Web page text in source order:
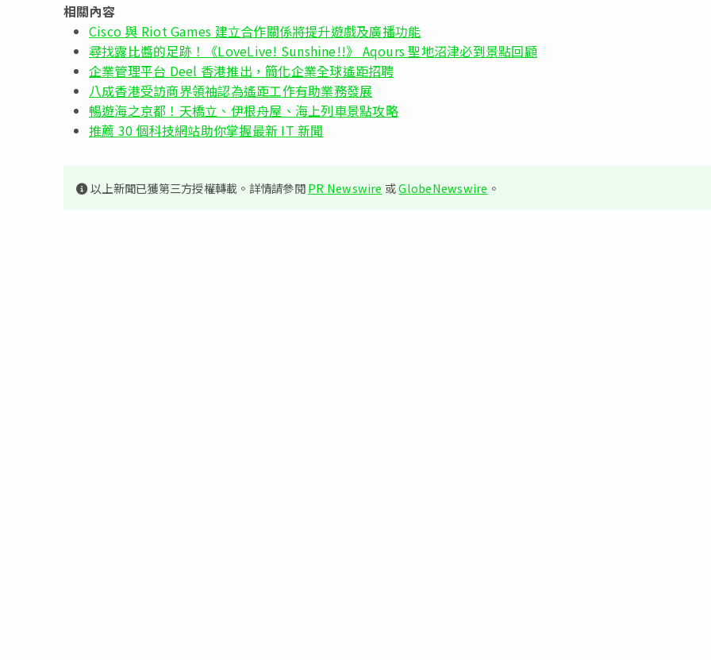
相關內容
Cisco 與 Riot Games 建立合作關係將提升遊戲及廣播功能
尋找露比醬的足跡！《LoveLive! Sunshine!!》 Aqours 聖地沼津必到景點回顧
企業管理平台 Deel 香港推出，簡化企業全球遙距招聘
八成香港受訪商界領袖認為遙距工作有助業務發展
暢遊海之京都！天橋立、伊根舟屋、海上列車景點攻略
推薦 30 個科技網站助你掌握最新 IT 新聞
以上新聞已獲第三方授權轉載。詳情請參閱PR Newswire 或GlobeNewswire 。